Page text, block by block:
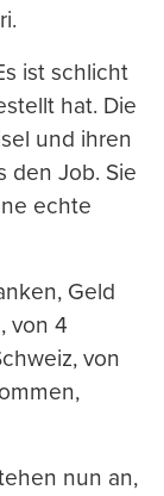
ist schlicht
hat. Die
und ihren
den Job. Sie
echte
Geld
von 4
von
nun an,